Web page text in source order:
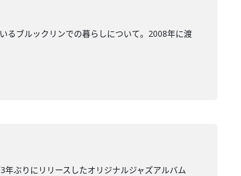
るブルックリンでの暮らしについて。2008年に渡
ぶりにリリースしたオリジナルジャズアルバム